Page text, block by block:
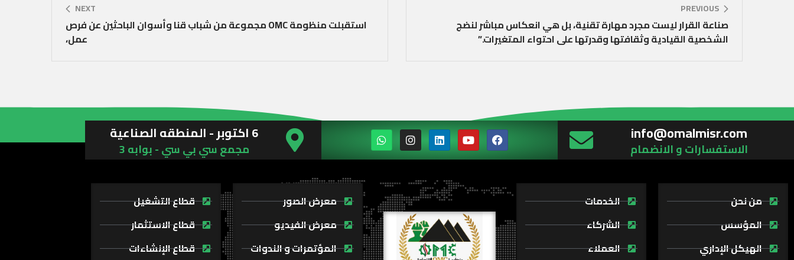
PREVIOUS
صناعة القرار ليست مجرد مهارة تقنية، بل هي انعكاس مباشر لنضج
الشخصية القيادية وثقافتها وقدرتها على احتواء المتغيرات.”
NEXT
استقبلت منظومة OMC مجموعة من شباب قنا وأسوان الباحثين عن فرص
عمل،
info@omalmisr.com
الاستفسارات و الانضمام
6 اكتوبر - المنطقه الصناعية
مجمع سي بي سي - بوابه 3
من نحن
المؤسس
الهيكل الإداري
الخدمات
الشركاء
العملاء
معرض الصور
معرض الفيديو
المؤتمرات و الندوات
قطاع التشغيل
قطاع الاستثمار
قطاع الإنشاءات